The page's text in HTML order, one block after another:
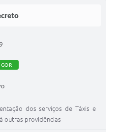
dos serviços de Táxis e
outras providências